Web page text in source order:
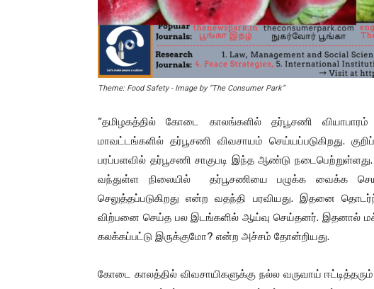
Theme: Food Safety - Image by “The Consumer Park”
“தமிழகத்தில் கோடை காலங்களில் தர்பூசணி
மாவட்டங்களில் தர்பூசணி விவசாயம் செய்யப்படுகிறது.
பரப்பளவில் தர்பூசணி சாகுபடி இந்த ஆண்டு
வந்துள்ள நிலையில் தர்பூசணியை பழுக்க வைக்க
செலுத்தப்படுகிறது என்ற வதந்தி பரவியது. இதனை
விற்பனை செய்த பல இடங்களில் ஆய்வு செய்தனர். இதனால்
கலக்கப்பட்டு இருக்குமோ? என்ற அச்சம் தோன்றியது.
கோடை காலத்தில் விவசாயிகளுக்கு நல்ல வருவாய்